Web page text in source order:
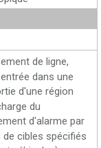
de ligne,
dans une
d'une région
du
d'alarme par
de cibles spécifiés